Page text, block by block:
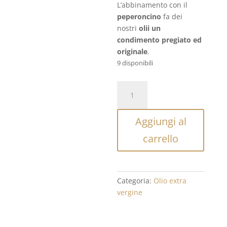
L’abbinamento con il
peperoncino fa dei
nostriolii un
condimento pregiato ed
originale.
9 disponibili
extra
vergine
quantità
Aggiungi al
carrello
Categoria: Olio extra
vergine